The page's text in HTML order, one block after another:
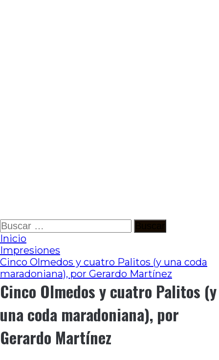
Ir
al
contenido
Buscar:
Inicio
Impresiones
Cinco Olmedos y cuatro Palitos (y una coda
maradoniana), por Gerardo Martínez
Cinco Olmedos y cuatro Palitos (y
una coda maradoniana), por
Gerardo Martínez